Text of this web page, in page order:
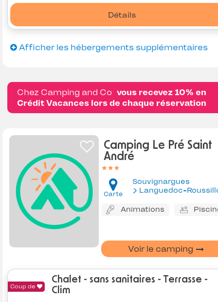
Détails
Afficher les hébergements supplémentaires
Chez Camping and Co vous recevez 10% en
Crédit Vacances lors de chaque réservation
Camping Le Pré Saint
André
Carte
Souvignargues
Languedoc-
Animations
Voir le camping
Coup de
Chalet - sans sanitaires - Terrasse -
Clim